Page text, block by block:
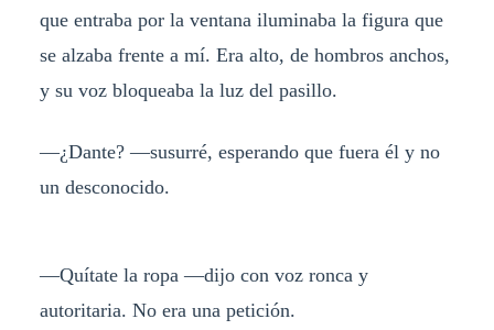
que entraba por la ventana iluminaba la figura que
se alzaba frente a mí. Era alto, de hombros anchos,
y su voz bloqueaba la luz del pasillo.
—¿Dante? —susurré, esperando que fuera él y no
un desconocido.
—Quítate la ropa —dijo con voz ronca y
autoritaria. No era una petición.